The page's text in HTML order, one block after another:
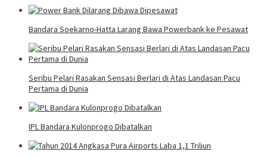
Bandara Soekarno-Hatta Larang Bawa Powerbank ke Pesawat
Seribu Pelari Rasakan Sensasi Berlari di Atas Landasan Pacu
Pertama di Dunia
IPL Bandara Kulonprogo Dibatalkan